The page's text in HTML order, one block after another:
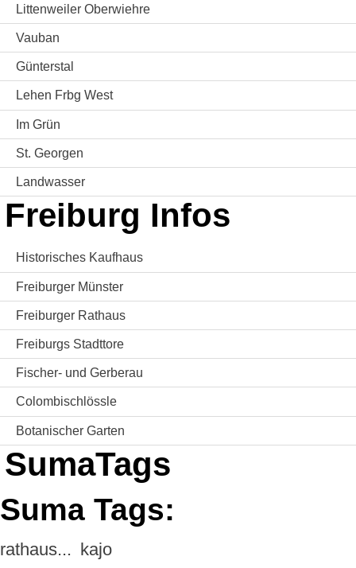
Littenweiler Oberwiehre
Vauban
Günterstal
Lehen Frbg West
Im Grün
St. Georgen
Landwasser
Freiburg Infos
Historisches Kaufhaus
Freiburger Münster
Freiburger Rathaus
Freiburgs Stadttore
Fischer- und Gerberau
Colombischlössle
Botanischer Garten
SumaTags
Suma Tags:
rathaus... kajo